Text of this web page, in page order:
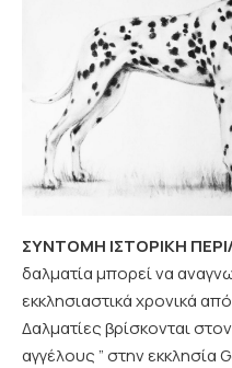
ΣΥΝΤΟΜΗ ΙΣΤΟΡΙΚΗ
δαλματία μπορεί να
εκκλησιαστικά χρονικά
Δαλματίες βρίσκονται
αγγέλους ” στην εκκλησία